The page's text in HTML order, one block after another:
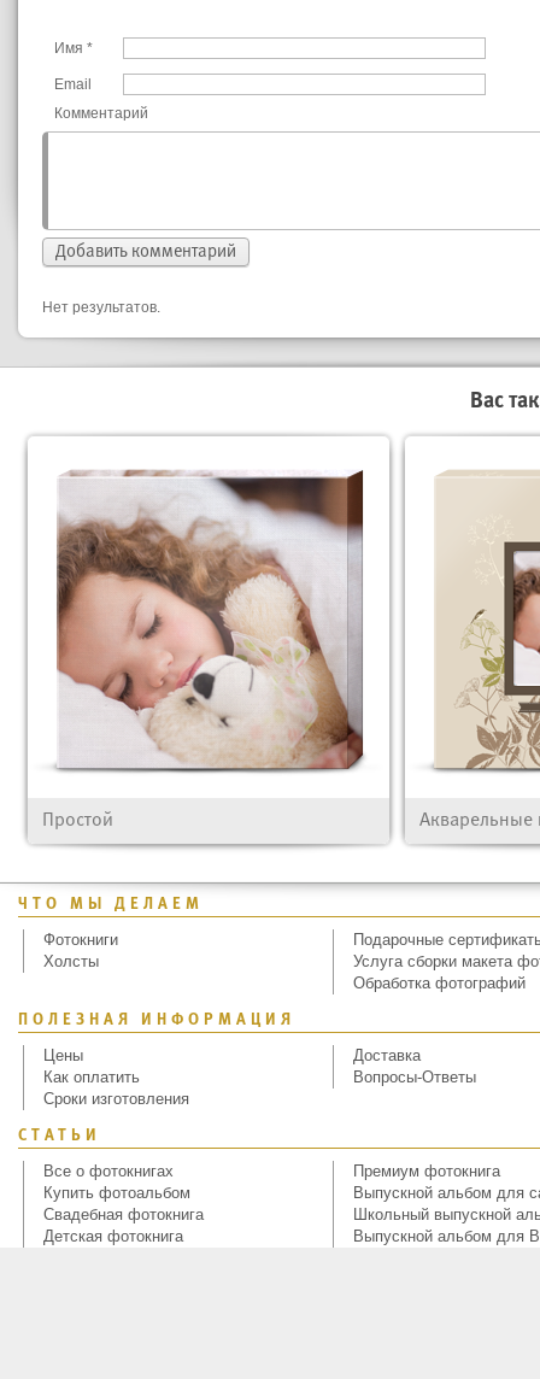
Имя *
Email
Комментарий
Нет результатов.
Вас
Простой Акварельные
ЧТО МЫ ДЕЛАЕМ
Фотокниги
Холсты
Подарочные
Услуга сборки макета
Обработка фотографий
ПОЛЕЗНАЯ ИНФОРМАЦИЯ
Цены
Как оплатить
Сроки изготовления
Доставка
Вопросы-Ответы
СТАТЬИ
Все о фотокнигах
Купить фотоальбом
Свадебная фотокнига
Детская фотокнига
Премиум фотокнига
Выпускной альбом для
Школьный выпускной
Выпускной альбом для